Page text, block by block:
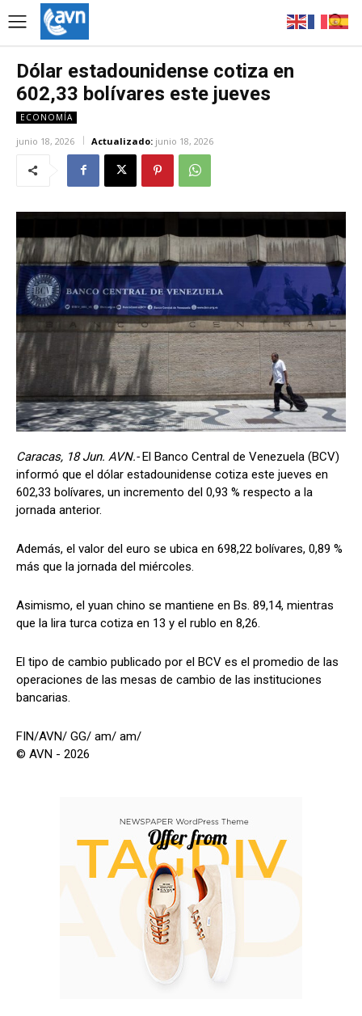
Dólar estadounidense cotiza en
602,33 bolívares este jueves
ECONOMÍA
junio 18, 2026 Actualizado: junio 18, 2026
Caracas, 18 Jun. AVN.-El Banco Central de Venezuela (BCV)
informó que el dólar estadounidense cotiza este jueves en
602,33 bolívares, un incremento del 0,93 % respecto a la
jornada anterior.
Además, el valor del euro se ubica en 698,22 bolívares, 0,89 %
más que la jornada del miércoles.
Asimismo, el yuan chino se mantiene en Bs. 89,14, mientras
que la lira turca cotiza en 13 y el rublo en 8,26.
El tipo de cambio publicado por el BCV es el promedio de las
operaciones de las mesas de cambio de las instituciones
bancarias.
FIN/AVN/ GG/ am/ am/
© AVN - 2026